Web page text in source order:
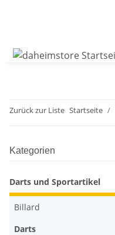
Zurück zur Liste Startseite
Kategorien
Darts und Sportartikel
Billard
Darts